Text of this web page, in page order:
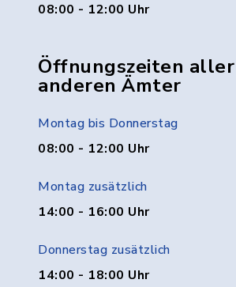
08:00 - 12:00 Uhr
Öffnungszeiten aller
anderen Ämter
Montag bis Donnerstag
08:00 - 12:00 Uhr
Montag zusätzlich
14:00 - 16:00 Uhr
Donnerstag zusätzlich
14:00 - 18:00 Uhr